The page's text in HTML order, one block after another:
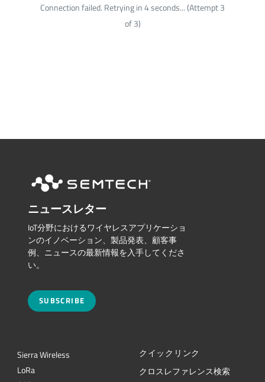
Connection failed. Retrying in 4 seconds... (Attempt 3
of 3)
ニュースレター
IoT分野におけるワイヤレスアプリケーショ
ンのイノベーション、製品発表、顧客事
例、ニュースの最新情報を入手してくださ
い。
SUBSCRIBE
Sierra Wireless
LoRa
クイックリンク
クロスレファレンス検索